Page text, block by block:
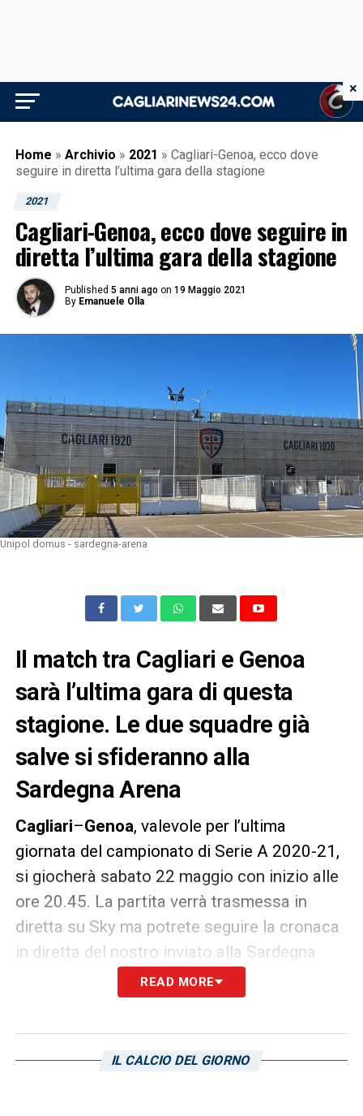
Home » Archivio » 2021 » Cagliari-Genoa, ecco dove
seguire in diretta l’ultima gara della stagione
2021
Cagliari-Genoa, ecco dove seguire in
diretta l’ultima gara della stagione
Published 5 anni ago on 19 Maggio 2021
By Emanuele Olla
Unipol domus - sardegna-arena
Il match tra Cagliari e Genoa
sarà l’ultima gara di questa
stagione. Le due squadre già
salve si sfideranno alla
Sardegna Arena
Cagliari–Genoa, valevole per l’ultima
giornata del campionato di Serie A 2020-21,
si giocherà sabato 22 maggio con inizio alle
ore 20.45. La partita verrà trasmessa in
diretta su Sky ma potrete seguire la cronaca
in diretta del nostro inviato alla Sardegna
Arena sulla pagina diCagliarinews24
aggiornamenti minuto per minuto.
LA PLAYLIST DELLE NOSTRE TOP NEWS
READ MORE
IL CALCIO DEL GIORNO
×